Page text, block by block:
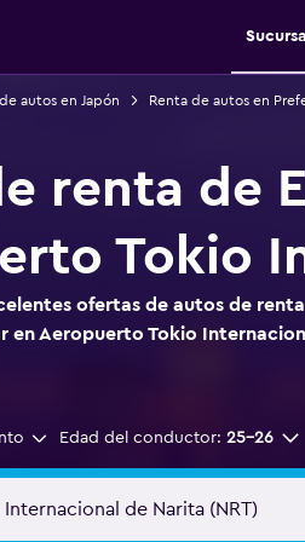
autos en Japón Renta de autos en
renta de
Tokio
ofertas de autos de
en Aeropuerto Tokio
Edad del conductor: 25-26